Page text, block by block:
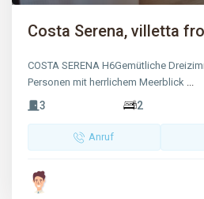
Costa Serena, villetta
COSTA SERENA H6Gemütliche
Personen mit herrlichem Meerblick ...
3 2
Anruf